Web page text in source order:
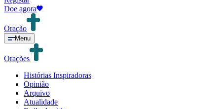
Doe agora
Oração
Menu
Orações
Histórias Inspiradoras
Opinião
Arquivo
Atualidade